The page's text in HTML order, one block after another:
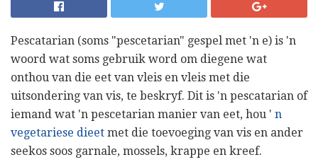
Pescatarian (soms "pescetarian" gespel met 'n e) is 'n
woord wat soms gebruik word om diegene wat
onthou van die eet van vleis en vleis met die
uitsondering van vis, te beskryf. Dit is 'n pescatarian of
iemand wat 'n pescetarian manier van eet, hou ' n
vegetariese dieet met die toevoeging van vis en ander
seekos soos garnale, mossels, krappe en kreef.